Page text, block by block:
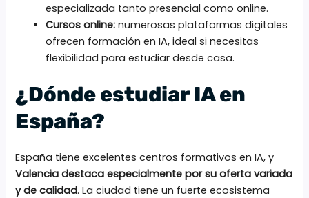
especializada tanto presencial como online.
Cursos online: numerosas plataformas digitales
ofrecen formación en IA, ideal si necesitas
flexibilidad para estudiar desde casa.
¿Dónde estudiar IA en
España?
España tiene excelentes centros formativos en IA, y
Valencia destaca especialmente por su oferta variada
y de calidad. La ciudad tiene un fuerte ecosistema